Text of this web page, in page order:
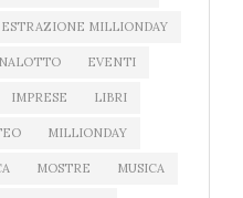
ESTRAZIONE MILLIONDAY
EVENTI
IMPRESE LIBRI
MILLIONDAY
MOSTRE MUSICA